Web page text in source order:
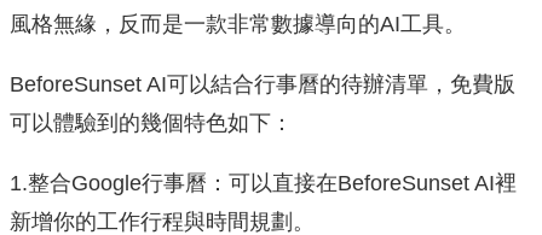
風格無緣，反而是一款非常數據導向的AI工具。
BeforeSunset AI可以結合行事曆的待辦清單，免費版
可以體驗到的幾個特色如下：
1.整合Google行事曆：可以直接在BeforeSunset AI裡
新增你的工作行程與時間規劃。